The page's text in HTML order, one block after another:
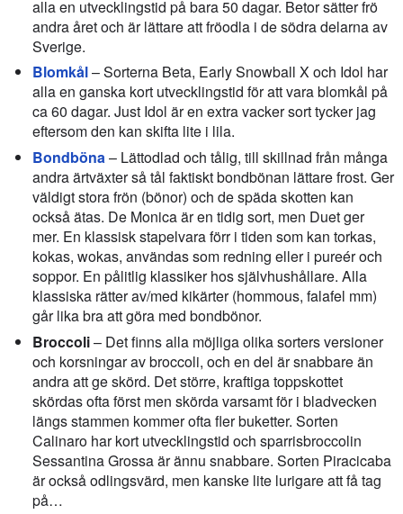
alla en utvecklingstid på bara 50 dagar. Betor sätter frö
andra året och är lättare att fröodla i de södra delarna av
Sverige.
Blomkål– Sorterna Beta, Early Snowball X och Idol har
alla en ganska kort utvecklingstid för att vara blomkål på
ca 60 dagar. Just Idol är en extra vacker sort tycker jag
eftersom den kan skifta lite i lila.
Bondböna– Lättodlad och tålig, till skillnad från många
andra ärtväxter så tål faktiskt bondbönan lättare frost. Ger
väldigt stora frön (bönor) och de späda skotten kan
också ätas. De Monica är en tidig sort, men Duet ger
mer. En klassisk stapelvara förr i tiden som kan torkas,
kokas, wokas, användas som redning eller i pureér och
soppor. En pålitlig klassiker hos självhushållare. Alla
klassiska rätter av/med kikärter (hommous, falafel mm)
går lika bra att göra med bondbönor.
Broccoli– Det finns alla möjliga olika sorters versioner
och korsningar av broccoli, och en del är snabbare än
andra att ge skörd. Det större, kraftiga toppskottet
skördas ofta först men skörda varsamt för i bladvecken
längs stammen kommer ofta fler buketter. Sorten
Calinaro har kort utvecklingstid och sparrisbroccolin
Sessantina Grossa är ännu snabbare. Sorten Piracicaba
är också odlingsvärd, men kanske lite lurigare att få tag
på…